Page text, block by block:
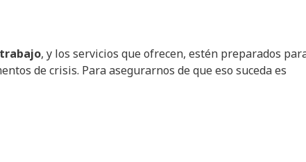
, y los servicios que ofrecen, estén preparados
de crisis. Para asegurarnos de que eso suceda es